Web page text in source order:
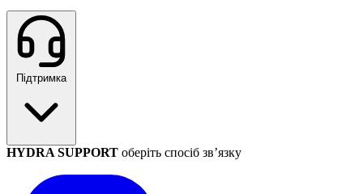
Підтримка
HYDRA SUPPORT оберіть спосіб зв’язку